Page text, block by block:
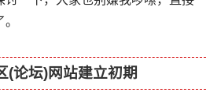
(论坛)网站建立初期